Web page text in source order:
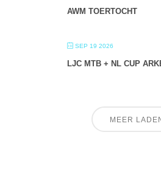
AWM TOERTOCHT
SEP 19 2026
LJC MTB + NL CUP
MEER